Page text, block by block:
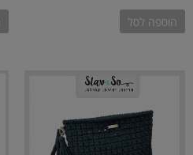
הוספה לסל